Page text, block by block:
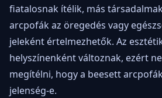
fiatalosnak ítélik, más
arcpofák az öregedés vagy
jeleként értelmezhetők. Az
helyszínenként változnak, ezért
megítélni, hogy a beesett
jelenség-e.